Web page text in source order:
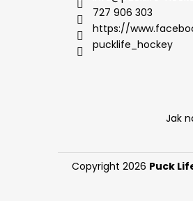
727 906 303
https://
pucklife_hockey
Jak
Copyright 2026 Puck